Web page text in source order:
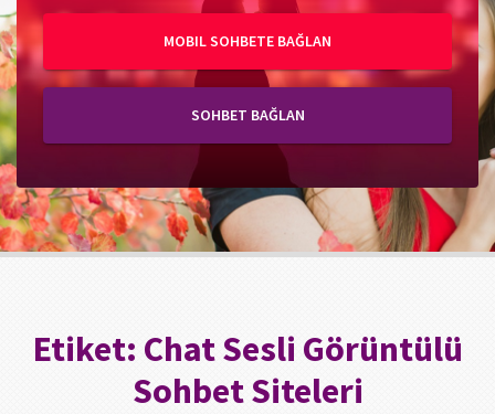
MOBIL SOHBETE BAĞLAN
SOHBET BAĞLAN
Etiket: Chat Sesli Görüntülü
Sohbet Siteleri